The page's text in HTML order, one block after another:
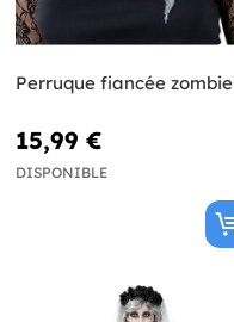
Perruque fiancée zombie
15,99 €
DISPONIBLE